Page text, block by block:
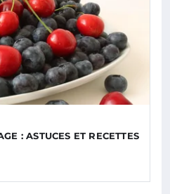
: ASTUCES ET RECETTES